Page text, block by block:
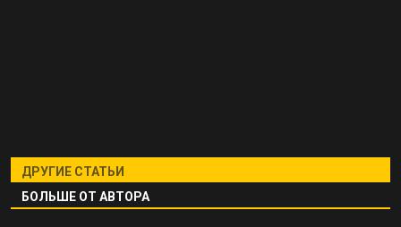
ДРУГИЕ СТАТЬИ
БОЛЬШЕ ОТ АВТОРА